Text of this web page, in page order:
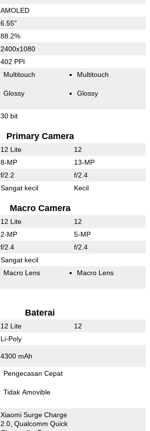
AMOLED
6.55"
88.2%
2400x1080
402 PPI
Multitouch
Glossy
Multitouch
Glossy
30 bit
Primary Camera
12 Lite 12
8-MP 13-MP
f/2.2 f/2.4
Sangat kecil Kecil
Macro Camera
12 Lite 12
2-MP 5-MP
f/2.4 f/2.4
Sangat kecil
Macro Lens Macro Lens
Baterai
12 Lite 12
Li-Poly
4300 mAh
Pengecasan Cepat
Tidak Amovible
Xiaomi Surge Charge
2.0, Qualcomm Quick